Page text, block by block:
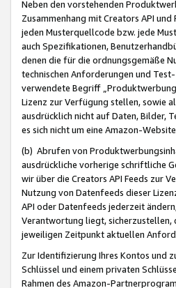
Neben den vorstehenden
Zusammenhang mit Creators API
jeden Musterquellcode bzw. jede
auch Spezifikationen,
denen die für die ordnungsgemäße
technischen Anforderungen und
verwendete Begriff
Lizenz zur Verfügung stellen, sowie
ausdrücklich nicht auf Daten, Bilder,
es sich nicht um eine Amazon-
(b) Abrufen von
ausdrückliche vorherige schriftliche
wir über die Creators API Feeds zur
Nutzung von Datenfeeds dieser
API oder Datenfeeds jederzeit
Verantwortung liegt, sicherzustellen,
jeweiligen Zeitpunkt aktuellen
Zur Identifizierung Ihres Kontos und
Schlüssel und einem privaten
Rahmen des Amazon-